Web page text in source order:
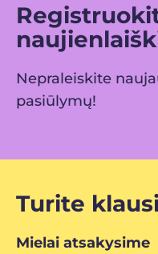
Nepraleiskite
pasiūlymų!
Turite
Mielai atsakysime